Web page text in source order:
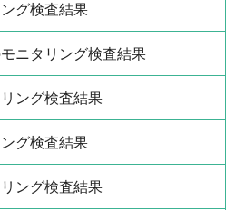
グ検査結果
ニタリング検査結果
ング検査結果
グ検査結果
ング検査結果